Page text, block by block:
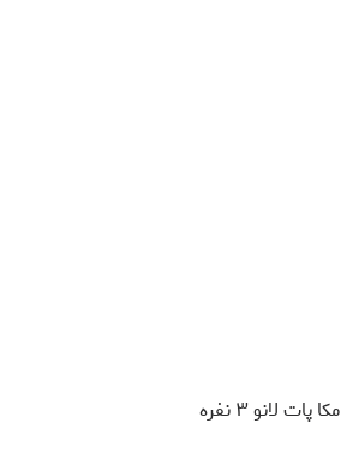
مکا پات لانو ۳ نفره